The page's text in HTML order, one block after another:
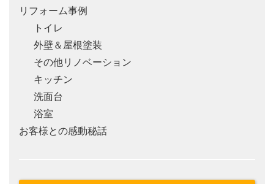
リフォーム事例
トイレ
外壁＆屋根塗装
その他リノベーション
キッチン
洗面台
浴室
お客様との感動秘話